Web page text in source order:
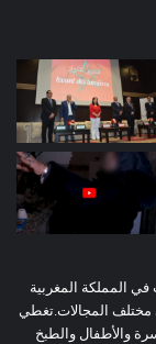
المملكة المغربية
في مختلف المجالات.تغطي
والأطفال والطبخ